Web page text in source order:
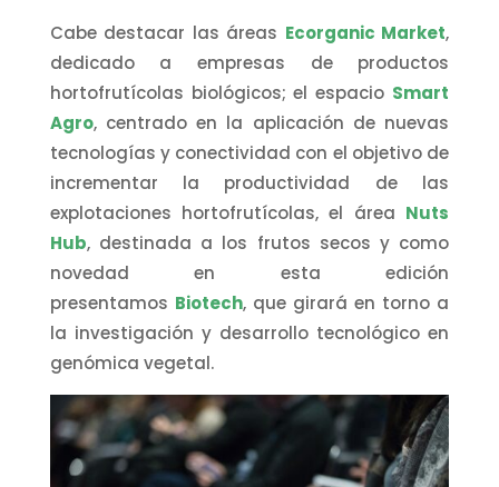
Cabe destacar las áreas Ecorganic Market,
dedicado a empresas de productos
hortofrutícolas biológicos; el espacio Smart
Agro, centrado en la aplicación de nuevas
tecnologías y conectividad con el objetivo de
incrementar la productividad de las
explotaciones hortofrutícolas, el área Nuts
Hub, destinada a los frutos secos y como
novedad en esta edición
presentamos Biotech, que girará en torno a
la investigación y desarrollo tecnológico en
genómica vegetal.